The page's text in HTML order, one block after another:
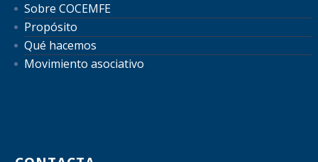
Sobre COCEMFE
Propósito
Qué hacemos
Movimiento asociativo